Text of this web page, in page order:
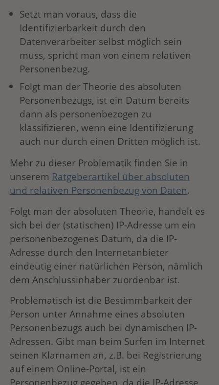
Setzt man voraus, dass die
Identifizierbarkeit durch den
Datenverarbeiter selbst möglich sein
muss, spricht man von einem relativen
Personenbezug.
Folgt man der Theorie des absoluten
Personenbezugs, ist ein Datum bereits
dann als personenbezogen zu
klassifizieren, wenn eine Identifizierung
auch nur durch einen Dritten möglich ist.
Mehr zu dieser Problematik finden Sie in
unserem Ratgeberartikel über absoluten
und relativen Personenbezug von Daten.
Folgt man der absoluten Theorie, handelt es
sich bei der (statischen) IP-Adresse um ein
personenbezogenes Datum, da die IP-
Adresse durch den Internetanbieter
eindeutig einer natürlichen Person, nämlich
dem Anschlussinhaber zuordenbar ist.
Problematisch ist die Bestimmbarkeit der
Person unter Annahme eines absoluten
Personenbezugs auch bei dynamischen IP-
Adressen. Gibt man beim Surfen im Internet
seinen Klarnamen an, z.B. bei Registrierung
auf einem Online-Portal, ist ein